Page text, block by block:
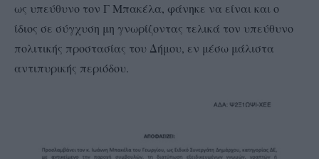
ως υπεύθυνο τον Γ Μπακέλα, φάνηκε να είναι και ο
ίδιος σε σύγχυση μη γνωρίζοντας τελικά τον υπεύθυνο
πολιτικής προστασίας του Δήμου, εν μέσω μάλιστα
αντιπυρικής περιόδου.